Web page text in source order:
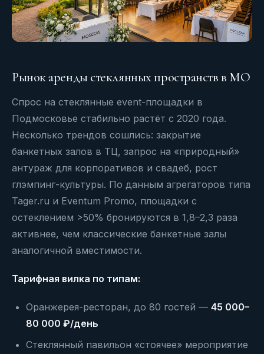
Рынок аренды стеклянных пространств в МО
Спрос на стеклянные event-площадки в
Подмосковье стабильно растёт с 2020 года.
Несколько трендов сошлись: закрытие
банкетных залов в ТЦ, запрос на «природный»
антураж для корпоративов и свадеб, рост
глэмпинг-культуры. По данным агрегаторов типа
Tager.ru и Eventum Promo, площадки с
остеклением >50% бронируются в 1,8–2,3 раза
активнее, чем классические банкетные залы
аналогичной вместимости.
Тарифная вилка по типам:
Оранжерея-ресторан, до 80 гостей — 45 000–
80 000 ₽/день
Стеклянный павильон «стоячее» мероприятие